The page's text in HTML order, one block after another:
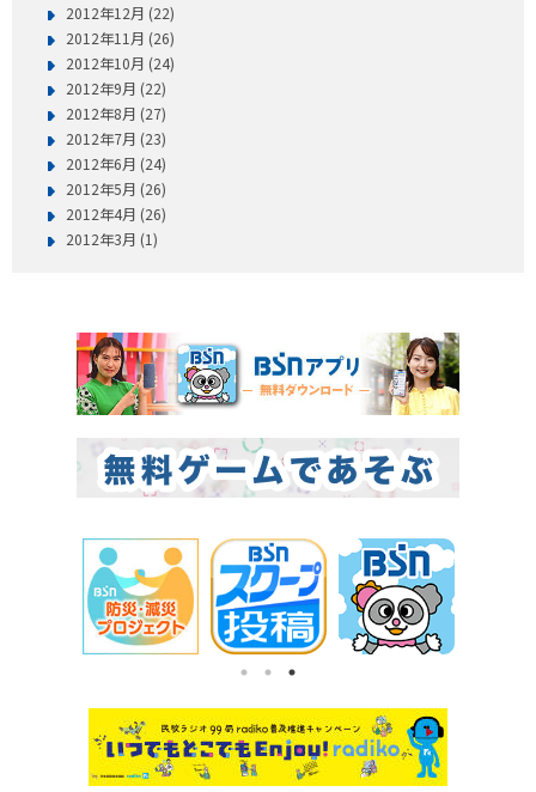
2012年12月 (22)
2012年11月 (26)
2012年10月 (24)
2012年9月 (22)
2012年8月 (27)
2012年7月 (23)
2012年6月 (24)
2012年5月 (26)
2012年4月 (26)
2012年3月 (1)